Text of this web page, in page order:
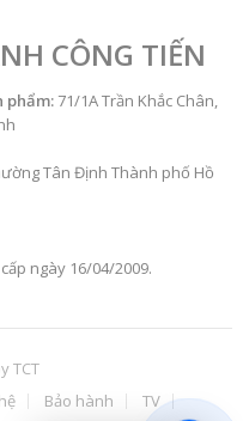
CÔNG TIẾN
phẩm:71/1A Trần Khắc Chân,
Tân Định Thành phố Hồ
ngày 16/04/2009.
TCT
Bảo hành TV